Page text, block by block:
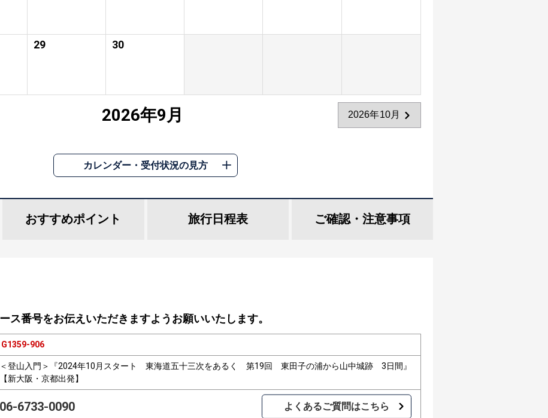
29 30
2026年9月 2026年10月
カレンダー・受付状況の見方
おすすめポイント 旅行日程表 ご確認・ 注意事項
ス番号をお伝えいただきますようお願いいたします。
G1359-906
＜登山入門＞『2024年10月スタート 東海道五十三次をあるく 第19回 東田子の浦から山中城跡 3日間』
【新大阪・京都出発】
06-6733-0090 よくあるご質問はこちら